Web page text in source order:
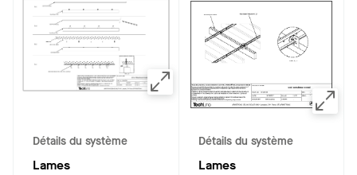
Détails du système
Lames
Détails du système
Lames